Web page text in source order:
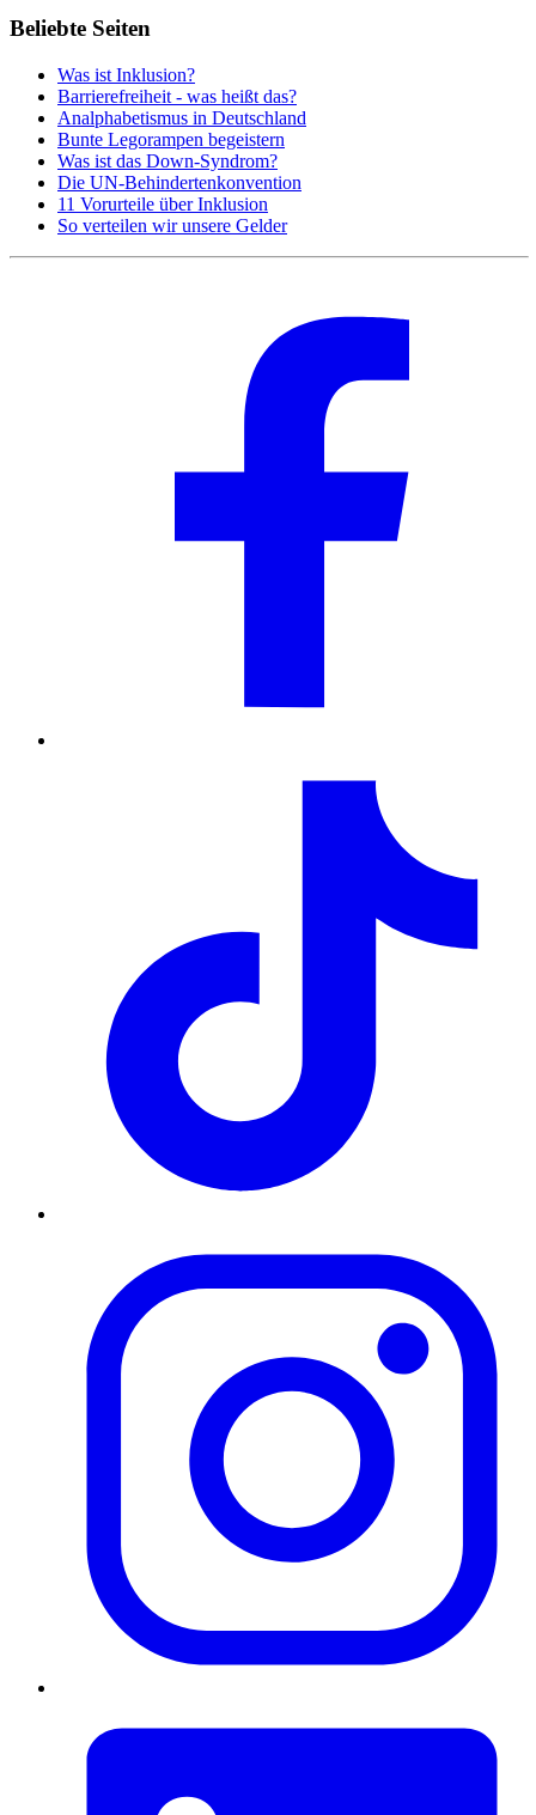
Beliebte Seiten
Was ist Inklusion?
Barrierefreiheit - was heißt das?
Analphabetismus in Deutschland
Bunte Legorampen begeistern
Was ist das Down-Syndrom?
Die UN-Behindertenkonvention
11 Vorurteile über Inklusion
So verteilen wir unsere Gelder